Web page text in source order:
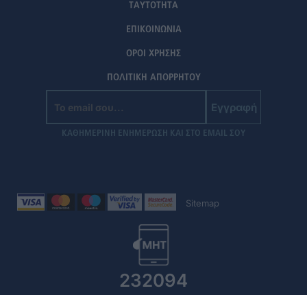
ΤΑΥΤΟΤΗΤΑ
ΕΠΙΚΟΙΝΩΝΙΑ
ΟΡΟΙ ΧΡΗΣΗΣ
ΠΟΛΙΤΙΚΗ ΑΠΟΡΡΗΤΟΥ
Εγγραφή
ΚΑΘΗΜΕΡΙΝΗ ΕΝΗΜΕΡΩΣΗ ΚΑΙ ΣΤΟ EMAIL ΣΟΥ
Sitemap
232094